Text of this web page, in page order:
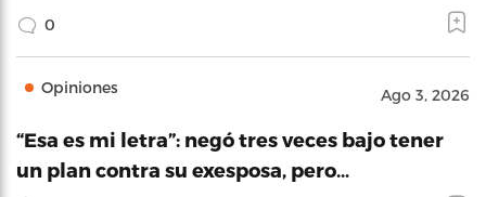
0
Opiniones Ago 3, 2026
“Esa es mi letra”: negó tres veces bajo tener
un plan contra su exesposa, pero…